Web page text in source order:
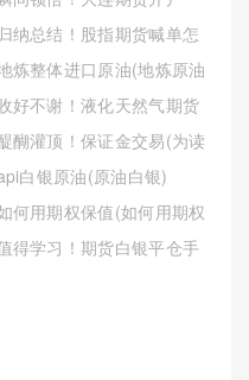
与大连期货市场）
纳总结！股指期货喊单怎
炼整体进口原油(地炼原油
好不谢！液化天然气期货
对市场波动）
醐灌顶！保证金交易(为读
)白银原油(原油白银)
何用期权保值(如何用期权
得学习！期货白银平仓手